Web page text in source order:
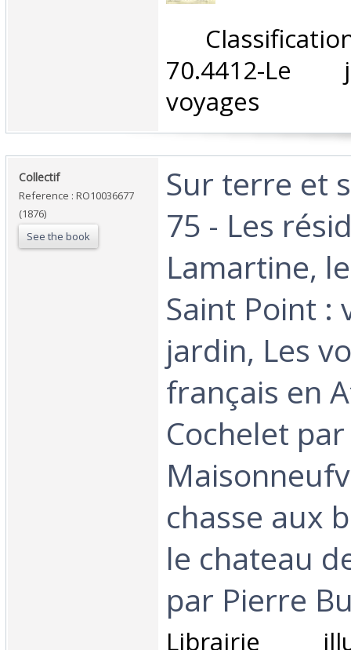
70.4412-
voyages‎
‎Collectif‎
Reference : RO10036677
(1876)
See the book
‎Sur terre et
75 - Les
Lamartine,
Saint Point :
jardin, Les
français en
Cochelet par
chasse aux
le chateau
par Pierre
‎Librairie